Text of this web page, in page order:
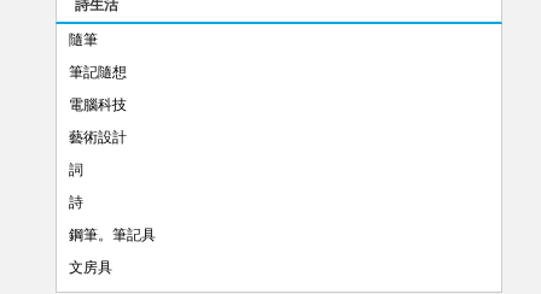
詩生活
隨筆
筆記隨想
電腦科技
藝術設計
詞
詩
鋼筆。筆記具
文房具